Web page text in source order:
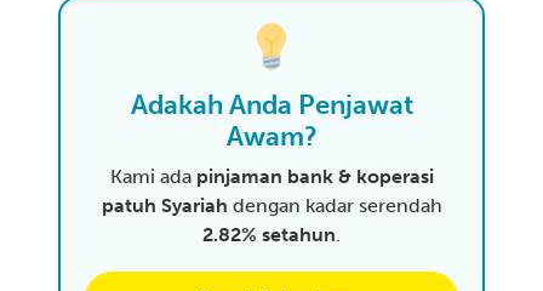
Adakah Anda Penjawat
Awam?
Kami ada pinjaman bank & koperasi
patuh Syariah dengan kadar serendah
2.82% setahun.